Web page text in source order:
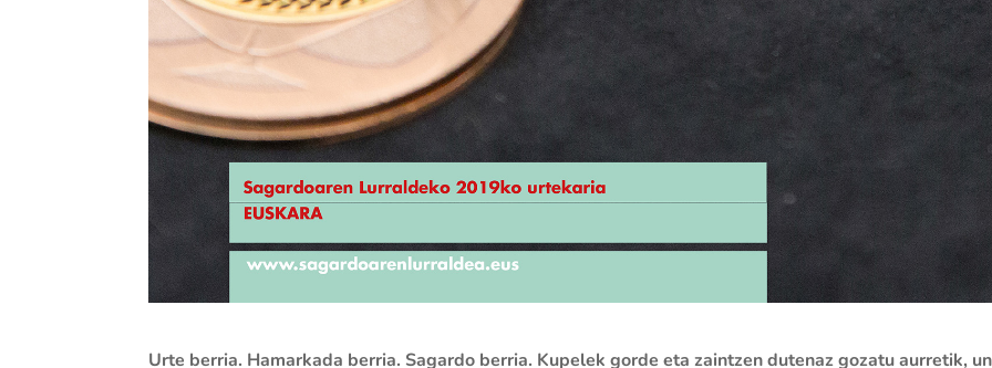
Urte berria. Hamarkada berria. Sagardo berria. Kupelek gorde eta zaintzen dutenaz gozatu aurretik,